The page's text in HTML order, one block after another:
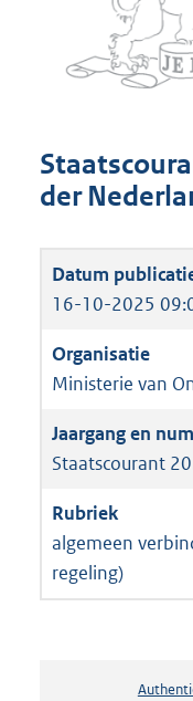
der
16-10-2025
Ministerie van
Staatscourant
algemeen
regeling)